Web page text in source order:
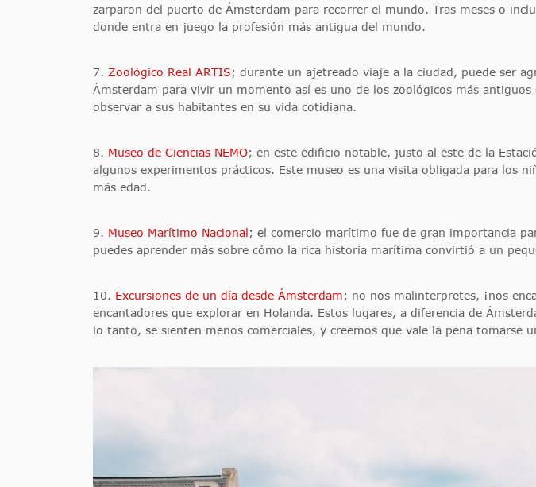
zarparon del puerto de Ámsterdam para recorrer el mundo. Tras meses o
donde entra en juego la profesión más antigua del mundo.
7. Zoológico Real ARTIS; durante un ajetreado viaje a la ciudad, puede ser
Ámsterdam para vivir un momento así es uno de los zoológicos más
observar a sus habitantes en su vida cotidiana.
8. Museo de Ciencias NEMO; en este edificio notable, justo al este de la
algunos experimentos prácticos. Este museo es una visita obligada para los
más edad.
9. Museo Marítimo Nacional; el comercio marítimo fue de gran importancia
puedes aprender más sobre cómo la rica historia marítima convirtió a un
10. Excursiones de un día desde Ámsterdam; no nos malinterpretes, ¡nos
encantadores que explorar en Holanda. Estos lugares, a diferencia de
lo tanto, se sienten menos comerciales, y creemos que vale la pena